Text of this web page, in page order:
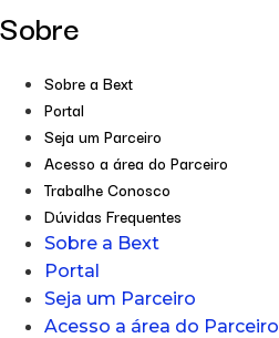
Sobre
Sobre a Bext
Portal
Seja um Parceiro
Acesso a área do Parceiro
Trabalhe Conosco
Dúvidas Frequentes
Sobre a Bext
Portal
Seja um Parceiro
Acesso a área do Parceiro